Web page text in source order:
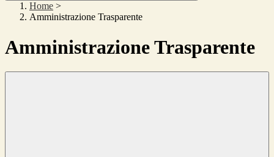
Home >
Amministrazione Trasparente
Amministrazione Trasparente